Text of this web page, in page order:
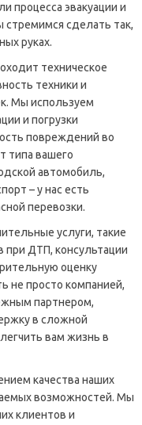
процесса эвакуации и
сделать так,
руках.
техническое
техники и
Мы используем
и погрузки
повреждений во
типа вашего
автомобиль,
– у нас есть
перевозки.
услуги, такие
ДТП, консультации
оценку
не просто компанией,
партнером,
в сложной
вам жизнь в
качества наших
возможностей. Мы
клиентов и